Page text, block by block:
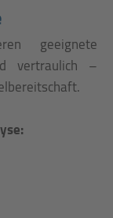
geeignete
vertraulich –